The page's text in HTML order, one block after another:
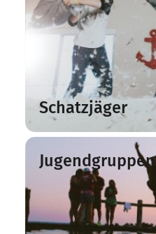
Schatzjäger
Jugendgruppen